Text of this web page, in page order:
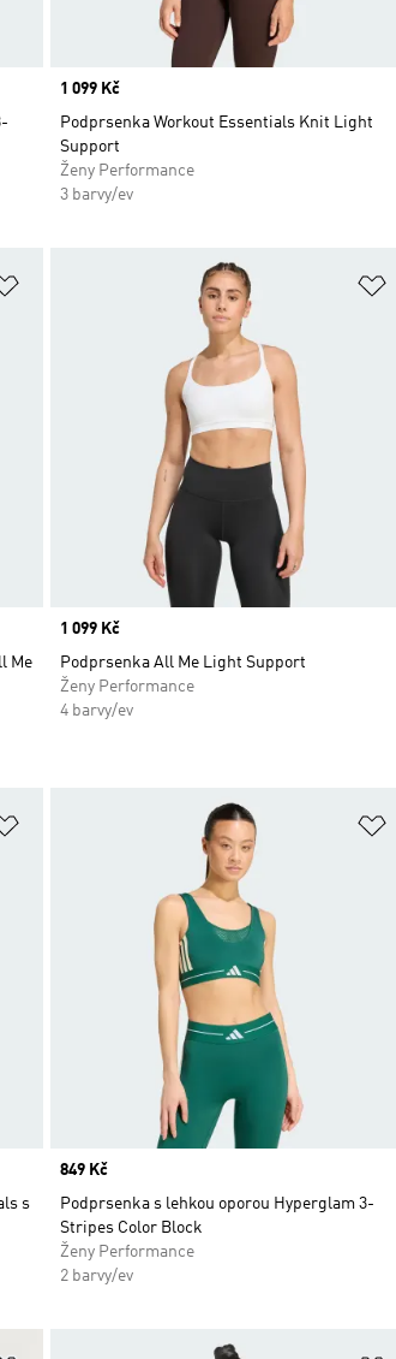
Price
1 099 Kč
Podprsenka Workout Essentials Knit Light
Support
Ženy Performance
3 barvy/ev
Přidat do seznamu přání
Me
Price
1 099 Kč
Podprsenka All Me Light Support
Ženy Performance
4 barvy/ev
Přidat do seznamu přání
s
Price
849 Kč
Podprsenka s lehkou oporou Hyperglam 3-
Stripes Color Block
Ženy Performance
2 barvy/ev